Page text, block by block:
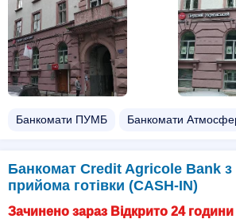
Банкомати ПУМБ Банкомати
Банкомат Credit Agricole Bank
прийома готівки (CASH-IN)
Зачинено зараз Відкрито 24 години